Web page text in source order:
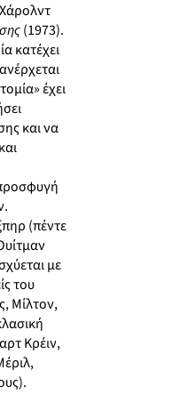
(1973).
κατέχει
έχει
και να
(πέντε
με
του
Μίλτον,
Κρέιν,